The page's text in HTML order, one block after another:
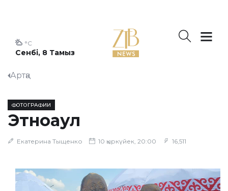
Сенбі, 8 Тамыз
°C
Артқа
ФОТОГРАФИИ
Этноаул
Екатерина Тыщенко 10 қыркүйек, 20:00 16,511